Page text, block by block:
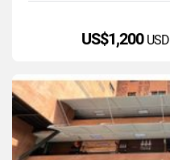
US$1,200 USD